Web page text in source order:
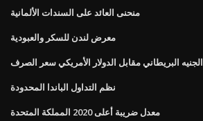
منحنى العائد على السندات الألمانية
معرض لندن للسكر والعبودية
الجنيه البريطاني مقابل الدولار الأمريكي سعر الصرف
نظم التداول الباندا المحدودة
معدل ضريبة أعلى 2020 المملكة المتحدة